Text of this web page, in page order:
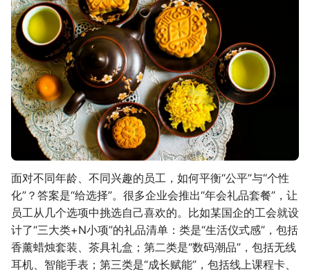
面对不同年龄、不同兴趣的员工，如何平衡“公平”与“个性
化”？答案是“给选择”。很多企业会推出“年会礼品套餐”，让
员工从几个选项中挑选自己喜欢的。比如某国企的工会就设
计了“三大类+N小项”的礼品清单：类是“生活仪式感”，包括
香薰蜡烛套装、茶具礼盒；第二类是“数码潮品”，包括无线
耳机、智能手表；第三类是“成长赋能”，包括线上课程卡、